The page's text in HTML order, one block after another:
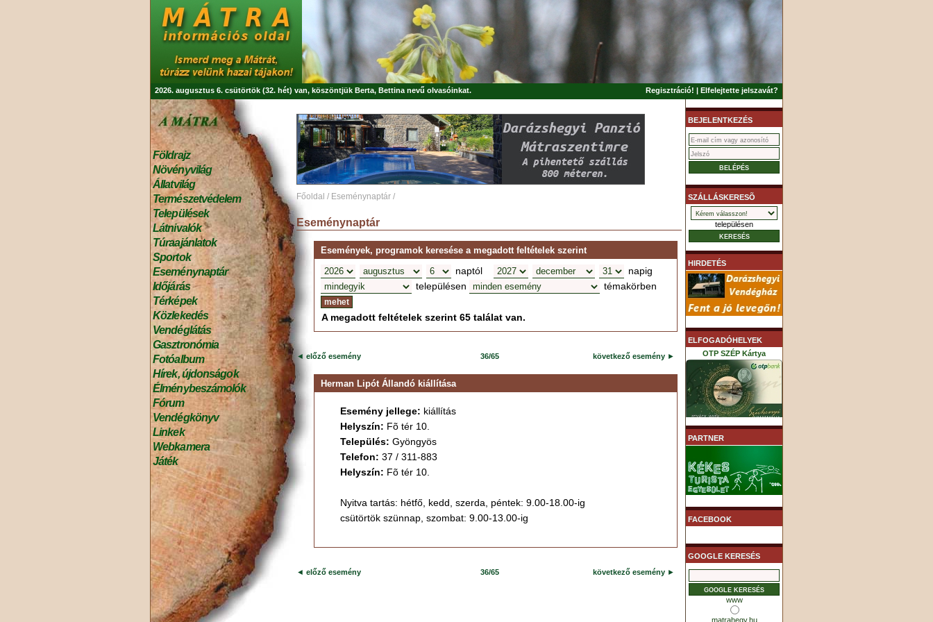
2026. augusztus 6. csütörtök (32. hét) van, köszöntjük Berta, Bettina nevű olvasóinkat. Regisztráció! | Elfelejtette jelszavát?
Földrajz
Növényvilág
Állatvilág
Természetvédelem
Települések
Látnivalók
Túraajánlatok
Sportok
Eseménynaptár
Időjárás
Térképek
Közlekedés
Vendéglátás
Gasztronómia
Fotóalbum
Hírek, újdonságok
Élménybeszámolók
Fórum
Vendégkönyv
Linkek
Webkamera
Játék
Főoldal / Eseménynaptár /
Eseménynaptár
Események, programok keresése a megadott feltételek szerint
naptól
napig
településen
témakörben
A megadott feltételek szerint 65 találat van.
◄ előző esemény 36/65 következő esemény ►
Herman Lipót Állandó kiállítása
Esemény jellege: kiállítás
Helyszín: Fõ tér 10.
Település: Gyöngyös
Telefon: 37 / 311-883
Helyszín: Fõ tér 10.
Nyitva tartás: hétfő, kedd, szerda, péntek: 9.00-18.00-ig
csütörtök szünnap, szombat: 9.00-13.00-ig
◄ előző esemény 36/65 következő esemény ►
BEJELENTKEZÉS
SZÁLLÁSKERESÕ
településen
HIRDETÉS
ELFOGADÓHELYEK
OTP SZÉP Kártya
K&H SZÉP Kártya
PARTNER
FACEBOOK
GOOGLE KERESÉS
www
matrahegy.hu